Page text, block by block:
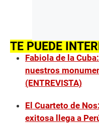
TE PUEDE
Fabiola de la
nuestros
(ENTREVISTA)
El Cuarteto de
exitosa llega a